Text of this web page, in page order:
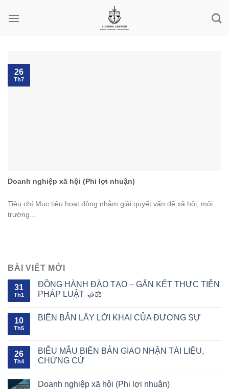
đến
Doanh nghiệp xã hội (Phi lợi nhuận)
Tiêu chí Mục tiêu hoạt động nhằm giải quyết vấn đề xã hội, môi
trường...
26
Th7
BÀI VIẾT MỚI
31
Th1
ĐỒNG HÀNH ĐÀO TẠO – GẮN KẾT THỰC TIỄN
PHÁP LUẬT 🤝⚖️
10
Th5
BIÊN BẢN LẤY LỜI KHAI CỦA ĐƯƠNG SỰ
26
Th4
BIỄU MẪU BIÊN BẢN GIAO NHẬN TÀI LIỆU,
CHỨNG CỨ
Doanh nghiệp xã hội (Phi lợi nhuận)